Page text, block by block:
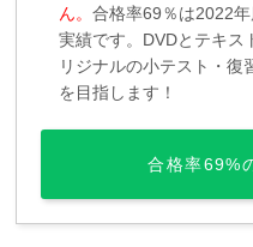
ん。合格率69％は2022
実績です。DVDとテキス
リジナルの小テスト・復
を目指します！
合格率69%